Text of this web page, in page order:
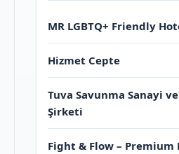
MR LGBTQ+ Friendly
Hizmet Cepte
Tuva Savunma Sanayi
Şirketi
Fight & Flow – Premium